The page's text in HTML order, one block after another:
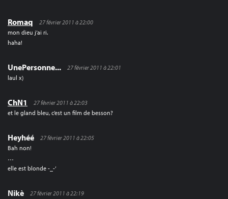
Romaq
27 février 2011 à 22:00
mon dieu j’ai ri.
haha!
UnePersonne...
27 février 2011 à 22:01
laul x)
ChN1
27 février 2011 à 22:03
et le gland bleu, c’est un film de besson?
Heyhéé
27 février 2011 à 22:05
Bah non!
…
elle est blonde -_-‘
Nikè
27 février 2011 à 22:19